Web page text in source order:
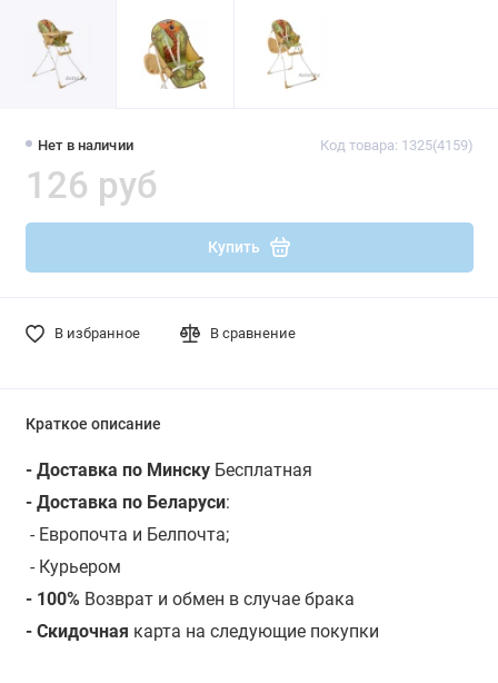
Нет в наличии Код товара: 1325(4159)
126 руб
Купить
В избранное В сравнение
Краткое описание
- Доставка по МинскуБесплатная
- Доставка по Беларуси:
- Европочта и Белпочта;
- Курьером
- 100% Возврат и обмен в случае брака
- Скидочная карта на следующие покупки